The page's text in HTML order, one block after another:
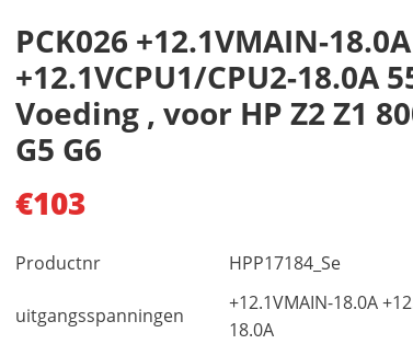
PCK026 +12.1VMAIN-18.0A
+12.1VCPU1/CPU2-18.0A
Voeding , voor HP Z2 Z1
G5 G6
€103
Productnr HPP17184_Se
uitgangsspanningen
+12.1VMAIN-18.0A
18.0A